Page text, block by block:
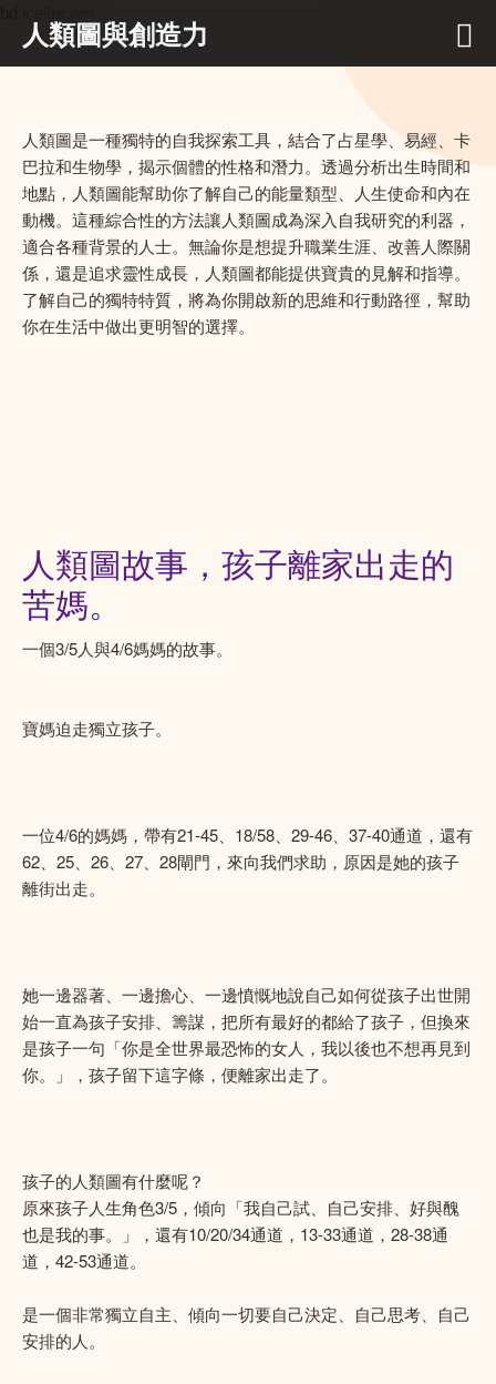
人類圖與創造力
人類圖是一種獨特的自我探索工具，結合了占星學、易經、卡
巴拉和生物學，揭示個體的性格和潛力。透過分析出生時間和
地點，人類圖能幫助你了解自己的能量類型、人生使命和內在
動機。這種綜合性的方法讓人類圖成為深入自我研究的利器，
適合各種背景的人士。無論你是想提升職業生涯、改善人際關
係，還是追求靈性成長，人類圖都能提供寶貴的見解和指導。
了解自己的獨特特質，將為你開啟新的思維和行動路徑，幫助
你在生活中做出更明智的選擇。
人類圖故事，孩子離家出走的
苦媽。
一個3/5人與4/6媽媽的故事。
寶媽迫走獨立孩子。
一位4/6的媽媽，帶有21-45、18/58、29-46、37-40通道，還有
62、25、26、27、28閘門，來向我們求助，原因是她的孩子
離街出走。
她一邊器著、一邊擔心、一邊憤慨地說自己如何從孩子出世開
始一直為孩子安排、籌謀，把所有最好的都給了孩子，但換來
是孩子一句「你是全世界最恐怖的女人，我以後也不想再見到
你。」，孩子留下這字條，便離家出走了。
孩子的人類圖有什麼呢？
原來孩子人生角色3/5，傾向「我自己試、自己安排、好與醜
也是我的事。」，還有10/20/34通道，13-33通道，28-38通
道，42-53通道。
是一個非常獨立自主、傾向一切要自己決定、自己思考、自己
安排的人。